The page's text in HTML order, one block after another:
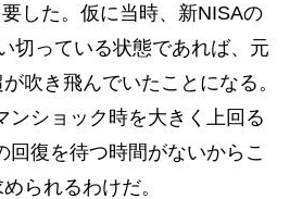
した。仮に当時、新NISAの
切っている状態であれば、元
吹き飛んでいたことになる。
ンショック時を大きく上回る
回復を待つ時間がないからこ
られるわけだ。